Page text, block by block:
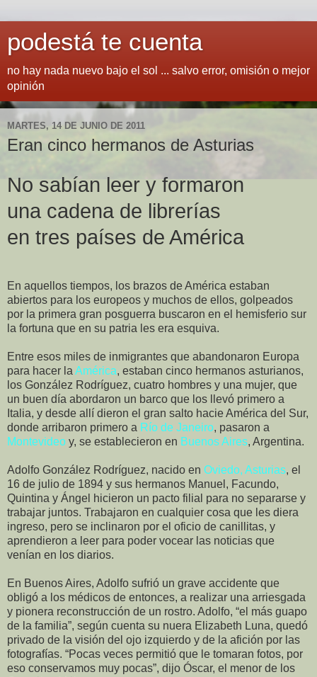
podestá te cuenta
no hay nada nuevo bajo el sol ... salvo error, omisión o mejor
opinión
MARTES, 14 DE JUNIO DE 2011
Eran cinco hermanos de Asturias
No sabían leer y formaron
una cadena de librerías
en tres países de América
En aquellos tiempos, los brazos de América estaban
abiertos para los europeos y muchos de ellos, golpeados
por la primera gran posguerra buscaron en el hemisferio sur
la fortuna que en su patria les era esquiva.
Entre esos miles de inmigrantes que abandonaron Europa
para hacer la América, estaban cinco hermanos asturianos,
los González Rodríguez, cuatro hombres y una mujer, que
un buen día abordaron un barco que los llevó primero a
Italia, y desde allí dieron el gran salto hacie América del Sur,
donde arribaron primero a Río de Janeiro, pasaron a
Montevideo y, se establecieron en Buenos Aires, Argentina.
Adolfo González Rodríguez, nacido en Oviedo, Asturias, el
16 de julio de 1894 y sus hermanos Manuel, Facundo,
Quintina y Ángel hicieron un pacto filial para no separarse y
trabajar juntos. Trabajaron en cualquier cosa que les diera
ingreso, pero se inclinaron por el oficio de canillitas, y
aprendieron a leer para poder vocear las noticias que
venían en los diarios.
En Buenos Aires, Adolfo sufrió un grave accidente que
obligó a los médicos de entonces, a realizar una arriesgada
y pionera reconstrucción de un rostro. Adolfo, “el más guapo
de la familia”, según cuenta su nuera Elizabeth Luna, quedó
privado de la visión del ojo izquierdo y de la afición por las
fotografías. “Pocas veces permitió que le tomaran fotos, por
eso conservamos muy pocas”, dijo Óscar, el menor de los